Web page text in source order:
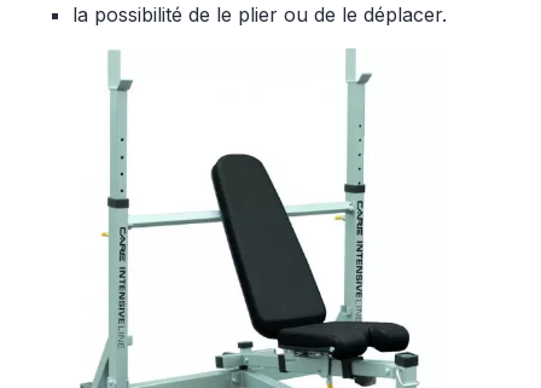
la possibilité de le plier ou de le déplacer.